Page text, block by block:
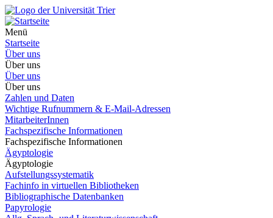
Menü
Startseite
Über uns
Über uns
Über uns
Über uns
Zahlen und Daten
Wichtige Rufnummern & E-Mail-Adressen
MitarbeiterInnen
Fachspezifische Informationen
Fachspezifische Informationen
Ägyptologie
Ägyptologie
Aufstellungssystematik
Fachinfo in virtuellen Bibliotheken
Bibliographische Datenbanken
Papyrologie